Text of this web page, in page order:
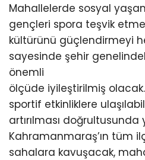
Mahallelerde sosyal
gençleri spora teşvik
kültürünü güçlendirmeyi
sayesinde şehir
önemli
ölçüde iyileştirilmiş
sportif etkinliklere
artırılması
Kahramanmaraş’ın tüm
sahalara kavuşacak,